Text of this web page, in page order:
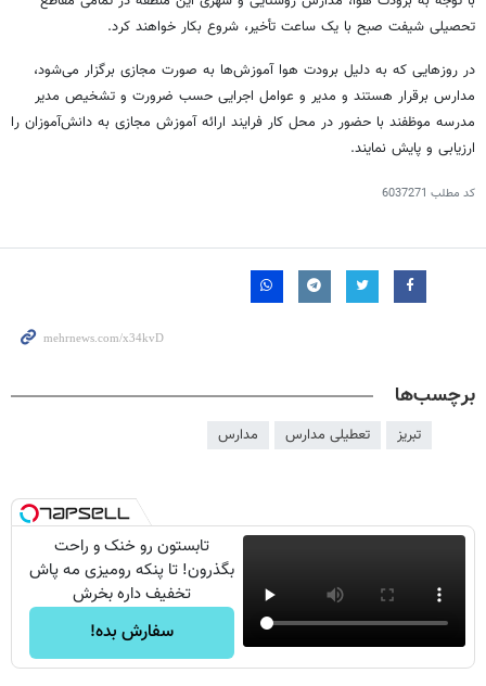
تحصیلی شیفت صبح با یک ساعت تأخیر، شروع بکار خواهند کرد.
در روزهایی که به دلیل برودت هوا آموزش‌ها به صورت مجازی برگزار می‌شود،
مدارس برقرار هستند و مدیر و عوامل اجرایی حسب ضرورت و تشخیص مدیر
مدرسه موظفند با حضور در محل کار فرایند ارائه آموزش مجازی به دانش‌آموزان را
ارزیابی و پایش نمایند.
کد مطلب 6037271
برچسب‌ها
تبریز تعطیلی مدارس مدارس
تابستون رو خنک و راحت
بگذرون! تا پنکه رومیزی مه پاش
تخفیف داره بخرش
سفارش بده!